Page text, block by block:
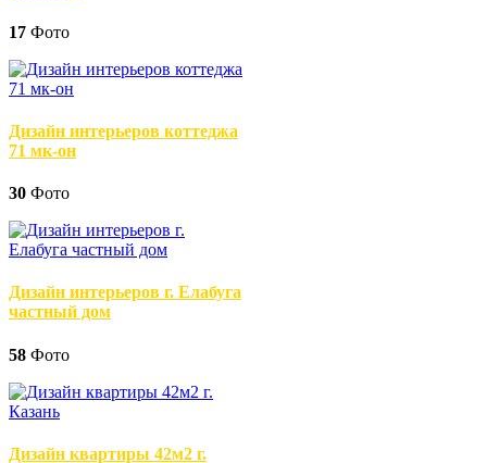
17 Фото
Дизайн интерьеров коттеджа
71 мк-он
30 Фото
Дизайн интерьеров г. Елабуга
частный дом
58 Фото
Дизайн квартиры 42м2 г.